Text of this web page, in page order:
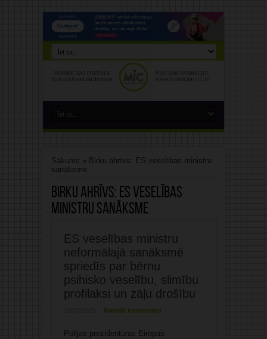
Sākums » Birku ahrīvs: ES veselības ministru
sanāksme
Birku ahrīvs: ES veselības
ministru sanāksme
ES veselības ministru
neformālajā sanāksmē
spriedīs par bērnu
psihisko veselību, slimību
profilaksi un zāļu drošību
Rakstīt komentāru
Polijas prezidentūras Eiropas